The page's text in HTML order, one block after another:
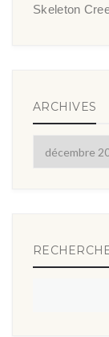
Skeleton
ARCHIVES